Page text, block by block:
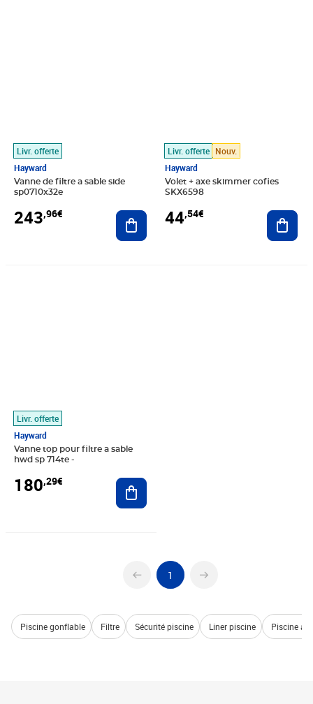
Livr. offerte
Hayward
Vanne de filtre a sable side
sp0710x32e
243,96€ Ajouter au panier
Livr. offerte Nouv.
Hayward
Volet + axe skimmer cofies
SKX6598
44,54€
Livr. offerte
Hayward
Vanne top pour filtre a sable
hwd sp 714te -
180,29€ Ajouter au panier
1
Piscine gonflable Filtre Sécurité piscine Liner piscine Piscine